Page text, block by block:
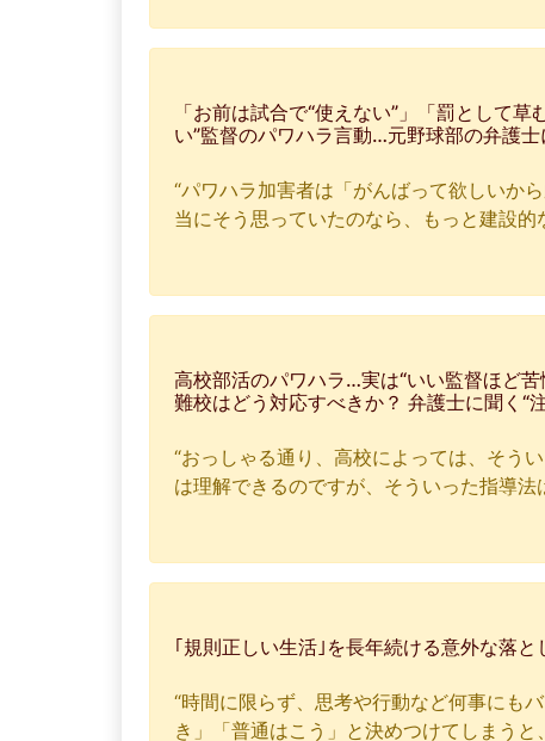
「お前は試合で“使えない”」「罰として
い”監督のパワハラ言動…元野球部の弁護士
“パワハラ加害者は「がんばって欲しいか
当にそう思っていたのなら、もっと建設
高校部活のパワハラ…実は“いい監督ほど
難校はどう対応すべきか？ 弁護士に聞く“
“おっしゃる通り、高校によっては、そう
は理解できるのですが、そういった指導
｢規則正しい生活｣を長年続ける意外な落と
“時間に限らず、思考や行動など何事にも
き」「普通はこう」と決めつけてしまう